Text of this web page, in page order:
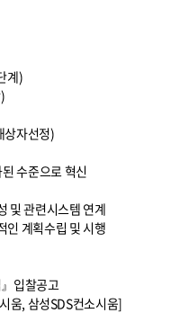
계)
상자선정)
수준으로 혁신
및 관련시스템 연계
인 계획수립 및 시행
입찰공고
움, 삼성SDS컨소시움]